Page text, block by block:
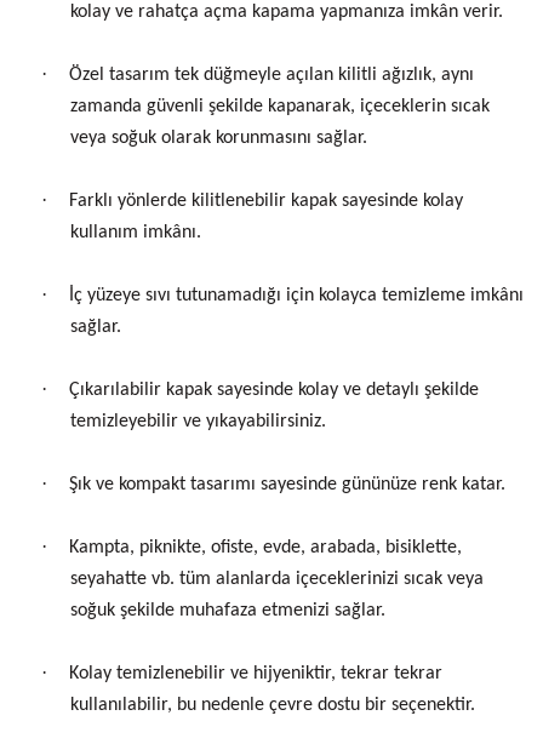
kolay ve rahatça açma kapama yapmanıza imkân verir.
·
Özel tasarım tek düğmeyle açılan kilitli ağızlık, aynı
zamanda güvenli şekilde kapanarak, içeceklerin sıcak
veya soğuk olarak korunmasını sağlar.
·
Farklı yönlerde kilitlenebilir kapak sayesinde kolay
kullanım imkânı.
·
İç yüzeye sıvı tutunamadığı için kolayca temizleme imkânı
sağlar.
·
Çıkarılabilir kapak sayesinde kolay ve detaylı şekilde
temizleyebilir ve yıkayabilirsiniz.
· Şık ve kompakt tasarımı sayesinde gününüze renk katar.
·
Kampta, piknikte, ofiste, evde, arabada, bisiklette,
seyahatte vb. tüm alanlarda içeceklerinizi sıcak veya
soğuk şekilde muhafaza etmenizi sağlar.
·
Kolay temizlenebilir ve hijyeniktir, tekrar tekrar
kullanılabilir, bu nedenle çevre dostu bir seçenektir.